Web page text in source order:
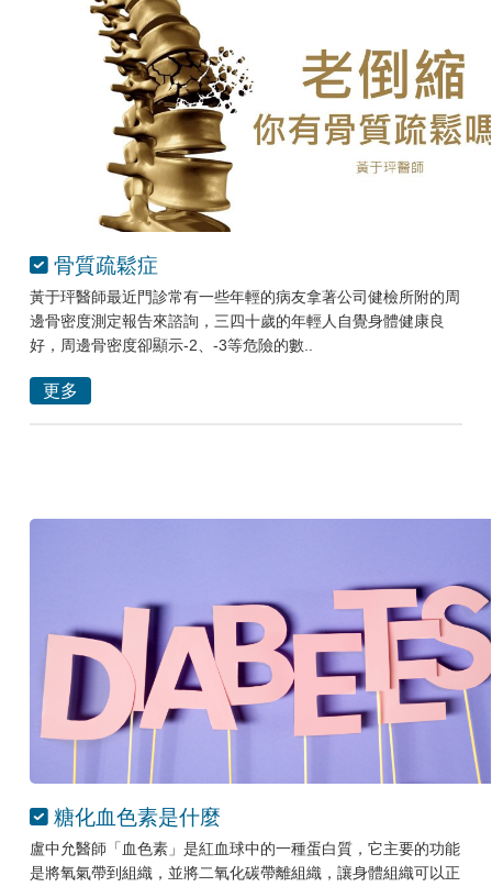
骨質疏鬆症
黃于玶醫師最近門診常有一些年輕的病友拿著公司健檢所附的周
邊骨密度測定報告來諮詢，三四十歲的年輕人自覺身體健康良
好，周邊骨密度卻顯示-2、-3等危險的數..
更多
糖化血色素是什麼
盧中允醫師「血色素」是紅血球中的一種蛋白質，它主要的功能
是將氧氣帶到組織，並將二氧化碳帶離組織，讓身體組織可以正